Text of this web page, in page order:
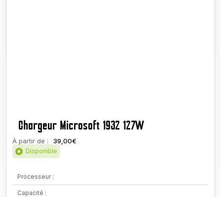
Chargeur Microsoft 1932 127W
À partir de : 39,00€
Disponible
Processeur :
Capacité :